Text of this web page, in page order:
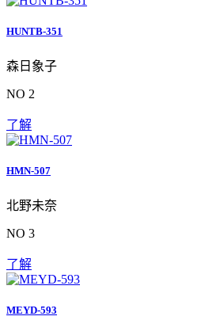
HUNTB-351
森日象子
NO 2
了解
HMN-507
北野未奈
NO 3
了解
MEYD-593